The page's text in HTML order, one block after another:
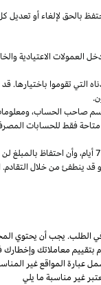
بالحق لإلغاء أو تعديل
العمولات الاعتيادية
فيه بالطريقة المذكورة ادناه التي تقوموا
صاحب الحساب،
متاحةفقط للحسابات
أيام،وأن احتفاظ بالمبلغ
قد ينطفئ من خلال التقادم.
الطلب. يجب أن يحتوي
بتقييم معاملاتك
المواقع غير
غير مناسبة ما يلي